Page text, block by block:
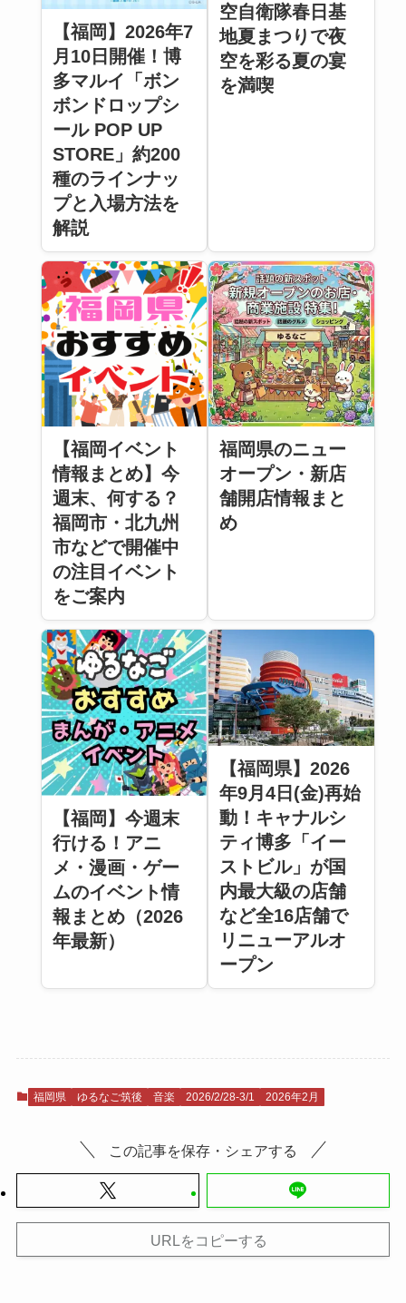
【福岡】2026年7
月10日開催！博
多マルイ「ボン
ボンドロップシ
ール POP UP
STORE」約200
種のラインナッ
プと入場方法を
解説
空自衛隊春日基
地夏まつりで夜
空を彩る夏の宴
を満喫
【福岡イベント
情報まとめ】今
週末、何する？
福岡市・北九州
市などで開催中
の注目イベント
をご案内
福岡県のニュー
オープン・新店
舗開店情報まと
め
【福岡】今週末
行ける！アニ
メ・漫画・ゲー
ムのイベント情
報まとめ（2026
年最新）
【福岡県】2026
年9月4日(金)再始
動！キャナルシ
ティ博多「イー
ストビル」が国
内最大級の店舗
など全16店舗で
リニューアルオ
ープン
福岡県 ゆるなご筑後 音楽 2026/2/28-3/1 2026年2月
この記事を保存・シェアする
URLをコピーする